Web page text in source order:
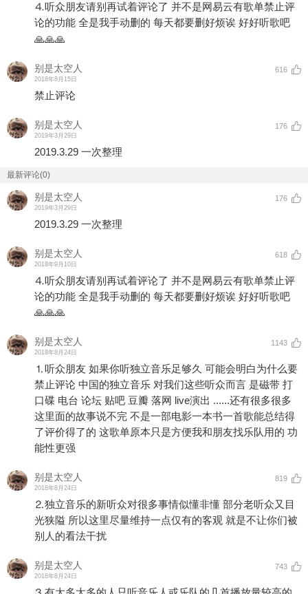
⒋听众朋友请别再试着评论了 并不是网易云有歌单禁止评
论的功能 全是我手动删的 每天都要删好烦诶 好好听歌吧
🙏🙏🙏
别是太空人
2018年8月15日
616
禁止评论
别是太空人
2019年3月29日
176
2019.3.29 一次整理
最新评论(0)
别是太空人
2019年3月29日
176
2019.3.29 一次整理
别是太空人
2018年9月10日
618
⒋听众朋友请别再试着评论了 并不是网易云有歌单禁止评
论的功能 全是我手动删的 每天都要删好烦诶 好好听歌吧
🙏🙏🙏
别是太空人
2018年8月24日
1143
⒈听众朋友 如果你听独立音乐足够久 可能会明白为什么要
禁止评论 中国的独立音乐 对我们这些听众而言 是磁带 打
口碟 电台 论坛 贴吧 豆瓣 落网 live演出 ......还有很多很多
这里面的故事说不完 不是一部电影一本书一首歌能总结得
了评价得了的 这歌单原本只是方便我和朋友找乐队用的 功
能性更强
别是太空人
2018年8月24日
819
⒉独立音乐的新听众对很多事情似懂非懂 部分老听众又目
光狭隘 所以这里尽量维持一点仅有的客观 就是不让你们被
别人的看法干扰
别是太空人
2018年8月24日
743